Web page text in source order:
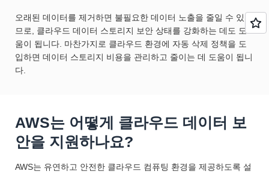
오래된 데이터를 제거하면 불필요한 데이터 노출을 줄일 수 있으
므로, 클라우드 데이터 스토리지 보안 상태를 강화하는 데도 도
움이 됩니다. 마찬가지로 클라우드 환경에 자동 삭제 정책을 도
입하면 데이터 스토리지 비용을 관리하고 줄이는 데 도움이 됩니
다.
AWS는 어떻게 클라우드 데이터 보
안을 지원하나요?
AWS는 유연하고 안전한 클라우드 컴퓨팅 환경을 제공하도록 설